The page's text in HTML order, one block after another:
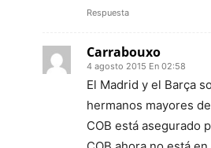
Respuesta
Carrabouxo
4 agosto 2015 En 02:58
El Madrid y el Barça
hermanos mayores
COB está asegurado